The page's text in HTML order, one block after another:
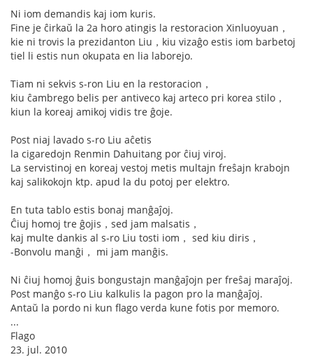
Ni iom demandis kaj iom kuris.
Fine je ĉirkaŭ la 2a horo atingis la restoracion Xinluoyuan，
kie ni trovis la prezidanton Liu，kiu vizaĝo estis iom barbetoj
tiel li estis nun okupata en lia laborejo.
Tiam ni sekvis s-ron Liu en la restoracion，
kiu ĉambrego belis per antiveco kaj arteco pri korea stilo，
kiun la koreaj amikoj vidis tre ĝoje.
Post niaj lavado s-ro Liu aĉetis
la cigaredojn Renmin Dahuitang por ĉiuj viroj.
La servistinoj en koreaj vestoj metis multajn freŝajn krabojn
kaj salikokojn ktp. apud la du potoj per elektro.
En tuta tablo estis bonaj manĝaĵoj.
Ĉiuj homoj tre ĝojis，sed jam malsatis，
kaj multe dankis al s-ro Liu tosti iom， sed kiu diris，
-Bonvolu manĝi， mi jam manĝis.
Ni ĉiuj homoj ĝuis bongustajn manĝaĵojn per freŝaj maraĵoj.
Post manĝo s-ro Liu kalkulis la pagon pro la manĝaĵoj.
Antaŭ la pordo ni kun flago verda kune fotis por memoro.
...
Flago
23. jul. 2010